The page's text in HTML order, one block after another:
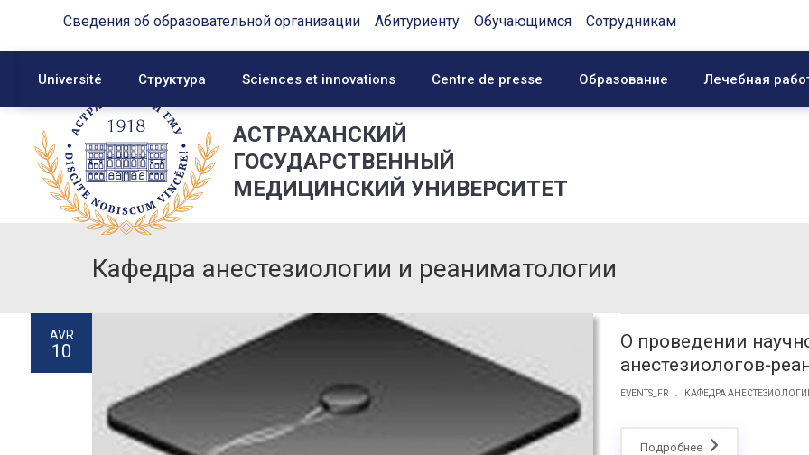
Сведения об образовательной организации Абитуриенту Обучающимся Сотрудникам
Université Структура Sciences et innovations Centre de presse Образование Лечебная
АСТРАХАНСКИЙ
ГОСУДАРСТВЕННЫЙ
МЕДИЦИНСКИЙ УНИВЕРСИТЕТ
Кафедра анестезиологии и реаниматологии
AVR
10
О проведении
анестезиологов-
EVENTS_FR . КАФЕДРА
Подробнее